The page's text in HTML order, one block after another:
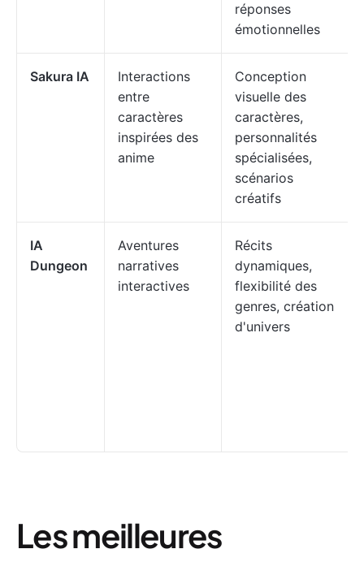
réponses
émotionnelles
Sakura IA
Interactions
entre
caractères
inspirées des
anime
Conception
visuelle des
caractères,
personnalités
spécialisées,
scénarios
créatifs
IA
Dungeon
Aventures
narratives
interactives
Récits
dynamiques,
flexibilité des
genres, création
d'univers
Les meilleures